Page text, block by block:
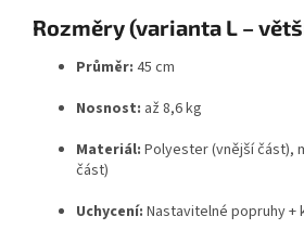
Rozměry (varianta L –
Průměr: 45 cm
Nosnost: až 8,6 kg
Materiál: Polyester (vnější část),
část)
Uchycení: Nastavitelné popruhy +